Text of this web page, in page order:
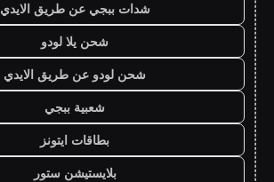
شدات ببجي عن طريق الايدي
شحن يلا لودو
شحن لودو عن طريق الايدي
شعبية ببجي
بطاقات ايتونز
بلايستيشن ستور